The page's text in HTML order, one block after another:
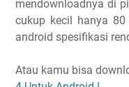
mendownloadnya di
cukup kecil hanya
android spesifikasi
Atau kamu bisa